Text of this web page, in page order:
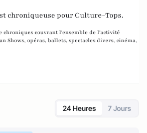
chroniqueuse pour Culture-Tops.
chroniques couvrant l'ensemble de l'activité
Shows, opéras, ballets, spectacles divers, cinéma,
24 Heures 7 Jours